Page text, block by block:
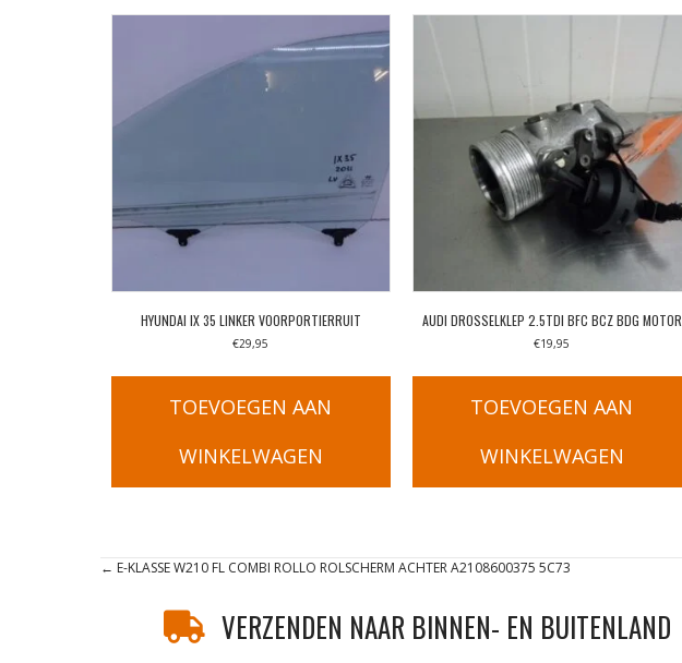
HYUNDAI IX 35 LINKER VOORPORTIERRUIT
€29,95
TOEVOEGEN AAN
WINKELWAGEN
AUDI DROSSELKLEP 2.5TDI BFC BCZ BDG MOTOR
€19,95
TOEVOEGEN AAN
WINKELWAGEN
Posts
navigation
← E-KLASSE W210 FL COMBI ROLLO ROLSCHERM ACHTER A2108600375 5C73
VERZENDEN NAAR BINNEN- EN BUITENLAND